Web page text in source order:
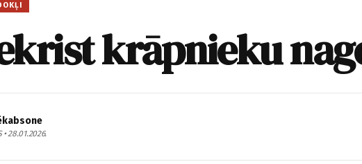
krāpnieku
• 28.01.2026.